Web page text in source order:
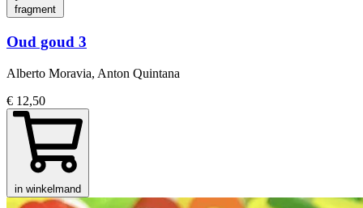
fragment
Oud goud 3
Alberto Moravia, Anton Quintana
€ 12,50
in winkelmand